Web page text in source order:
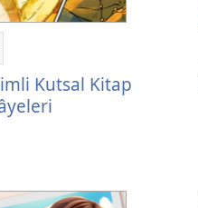
Kutsal Kitap